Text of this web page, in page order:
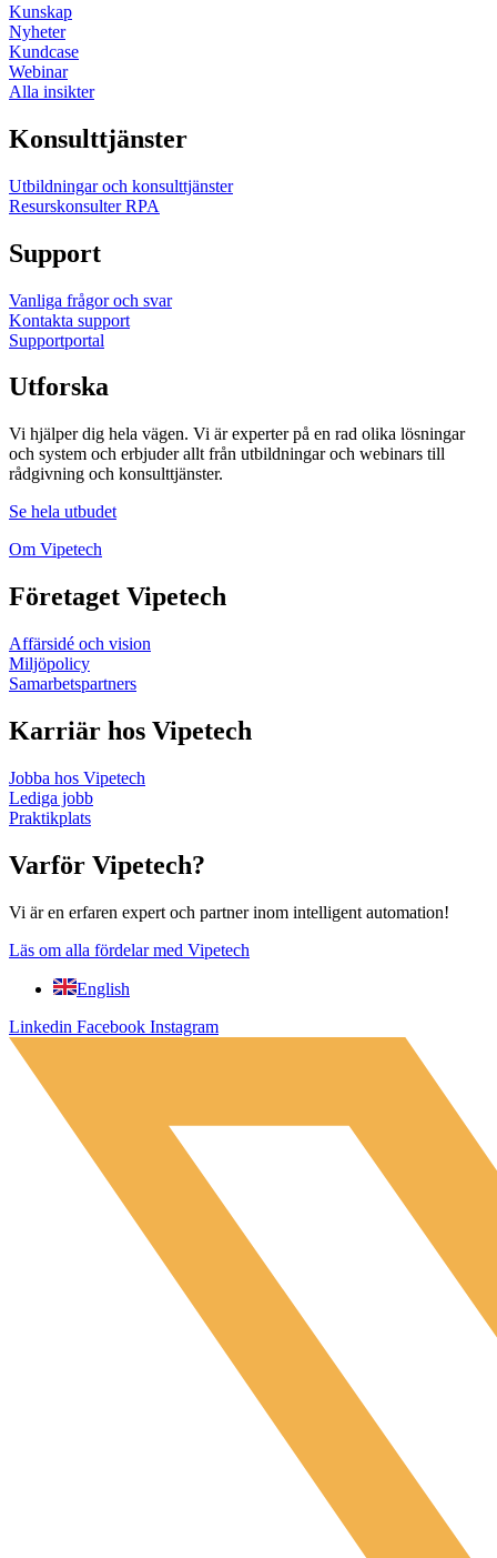
Kunskap
Nyheter
Kundcase
Webinar
Alla insikter
Konsulttjänster
Utbildningar och konsulttjänster
Resurskonsulter RPA
Support
Vanliga frågor och svar
Kontakta support
Supportportal
Utforska
Vi hjälper dig hela vägen. Vi är experter på en rad olika lösningar
och system och erbjuder allt från utbildningar och webinars till
rådgivning och konsulttjänster.
Se hela utbudet
Om Vipetech
Företaget Vipetech
Affärsidé och vision
Miljöpolicy
Samarbetspartners
Karriär hos Vipetech
Jobba hos Vipetech
Lediga jobb
Praktikplats
Varför Vipetech?
Vi är en erfaren expert och partner inom intelligent automation!
Läs om alla fördelar med Vipetech
English
Linkedin Facebook Instagram